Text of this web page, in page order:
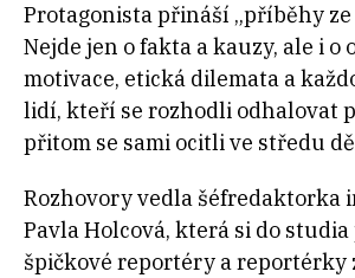
Protagonista přináší „příběhy
Nejde jen o fakta a kauzy, ale i o
motivace, etická dilemata a
lidí, kteří se rozhodli odhalovat
přitom se sami ocitli ve středu
Rozhovory vedla šéfredaktorka
Pavla Holcová, která si do studia
špičkové reportéry a reportérky